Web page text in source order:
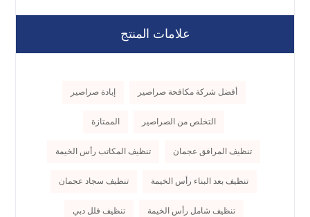
علامات المنتج
أفضل شركة مكافحة صراصير إبادة صراصير
التخلص من الصراصير الممتازة
تنظيف المرافق عجمان تنظيف المكاتب رأس الخيمة
تنظيف بعد البناء رأس الخيمة تنظيف سجاد عجمان
تنظيف شامل رأس الخيمة تنظيف فلل دبي